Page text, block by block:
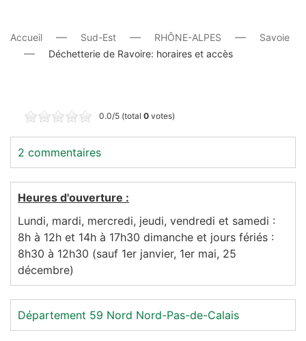
Accueil Sud-Est RHÔNE-ALPES
Savoie
Déchetterie de Ravoire: horaires et accès
0.0/5 (total 0 votes)
2 commentaires
Heures d'ouverture :
Lundi, mardi, mercredi, jeudi, vendredi et samedi :
8h à 12h et 14h à 17h30 dimanche et jours fériés :
8h30 à 12h30 (sauf 1er janvier, 1er mai, 25
décembre)
Département 59 Nord Nord-Pas-de-Calais